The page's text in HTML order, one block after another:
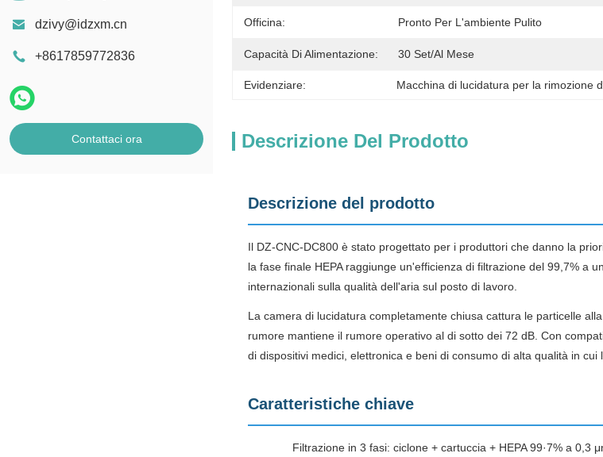
dzivy@idzxm.cn
+8617859772836
Contattaci ora
Officina: Pronto Per L'ambiente Pulito
Capacità Di Alimentazione: 30 Set/al Mese
Evidenziare: Macchina di lucidatura per la rimozione
Descrizione Del Prodotto
Descrizione del prodotto
Il DZ-CNC-DC800 è stato progettato per i produttori che danno la
la fase finale HEPA raggiunge un'efficienza di filtrazione del 99,7% a
internazionali sulla qualità dell'aria sul posto di lavoro.
La camera di lucidatura completamente chiusa cattura le particelle
rumore mantiene il rumore operativo al di sotto dei 72 dB. Con
di dispositivi medici, elettronica e beni di consumo di alta qualità in
Caratteristiche chiave
Filtrazione in 3 fasi: ciclone + cartuccia + HEPA 99·7% a 0,3